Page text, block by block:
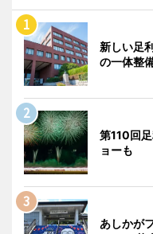
新しい足
の一体整
第110回
ョーも
あしかが